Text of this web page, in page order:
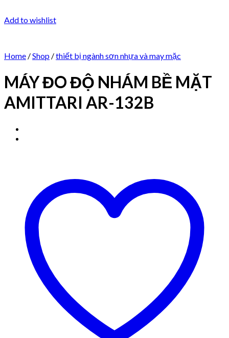
Add to wishlist
Home /Shop /thiết bị ngành sơn nhựa và may mặc
MÁY ĐO ĐỘ NHÁM BỀ MẶT
AMITTARI AR-132B